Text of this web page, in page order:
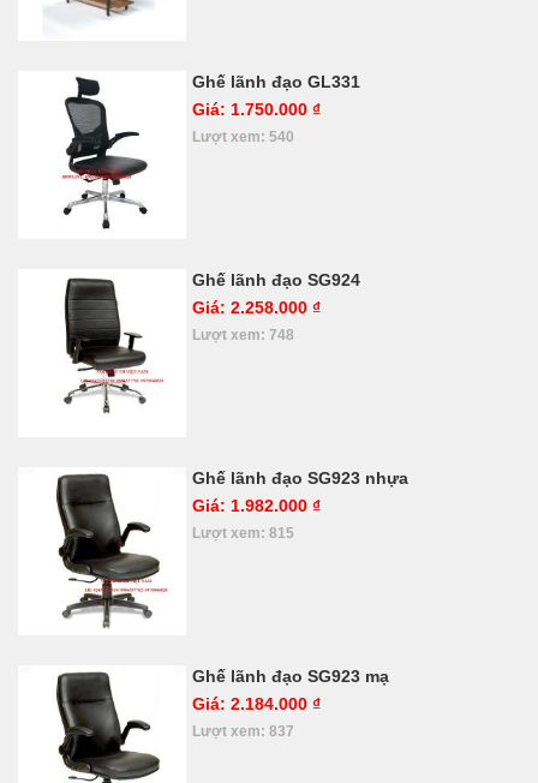
Ghế lãnh đạo GL331
Giá: 1.750.000 ₫
Lượt xem: 540
Ghế lãnh đạo SG924
Giá: 2.258.000 ₫
Lượt xem: 748
Ghế lãnh đạo SG923 nhựa
Giá: 1.982.000 ₫
Lượt xem: 815
Ghế lãnh đạo SG923 mạ
Giá: 2.184.000 ₫
Lượt xem: 837